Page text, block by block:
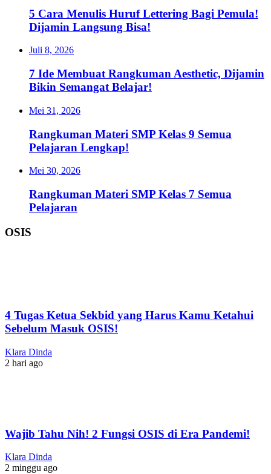
5 Cara Menulis Huruf Lettering Bagi Pemula!
Dijamin Langsung Bisa!
Juli 8, 2026
7 Ide Membuat Rangkuman Aesthetic, Dijamin
Bikin Semangat Belajar!
Mei 31, 2026
Rangkuman Materi SMP Kelas 9 Semua
Pelajaran Lengkap!
Mei 30, 2026
Rangkuman Materi SMP Kelas 7 Semua
Pelajaran
OSIS
4 Tugas Ketua Sekbid yang Harus Kamu Ketahui
Sebelum Masuk OSIS!
Klara Dinda
2 hari ago
Wajib Tahu Nih! 2 Fungsi OSIS di Era Pandemi!
Klara Dinda
2 minggu ago